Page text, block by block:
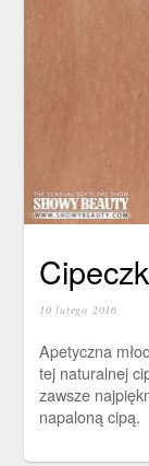
10 lutego 2016
Apetyczna
tej naturalnej
zawsze
napaloną cipą.